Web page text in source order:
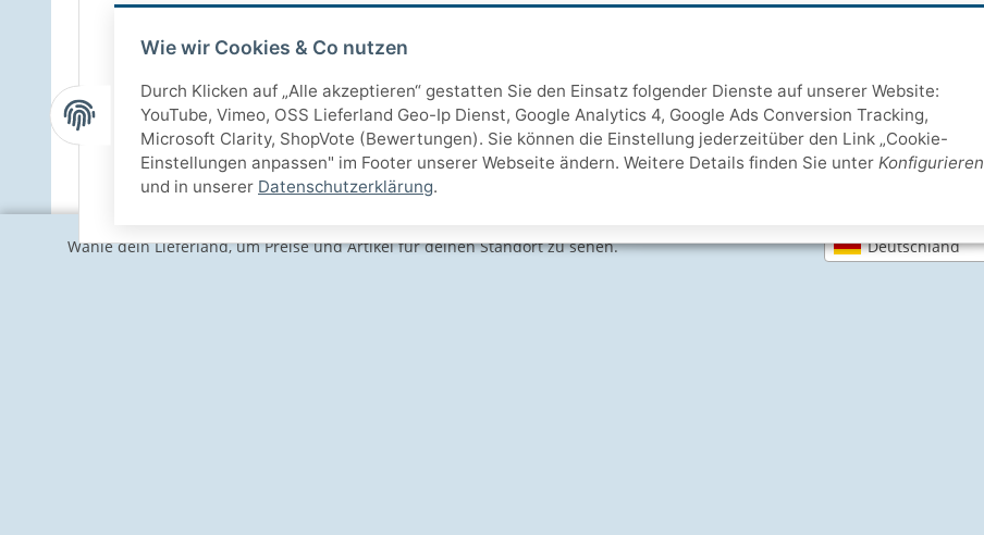
Wähle dein Lieferland, um Preise und Artikel für deinen Standort zu sehen. Deutschland
Wie wir Cookies & Co nutzen
Durch Klicken auf „Alle akzeptieren“ gestatten Sie den Einsatz folgender Dienste auf unserer Website:
YouTube, Vimeo, OSS Lieferland Geo-Ip Dienst, Google Analytics 4, Google Ads Conversion Tracking,
Microsoft Clarity, ShopVote (Bewertungen). Sie können die Einstellung jederzeitüber den Link „Cookie-
Einstellungen anpassen" im Footer unserer Webseite ändern. Weitere Details finden Sie unter Konfigurieren
und in unserer Datenschutzerklärung.